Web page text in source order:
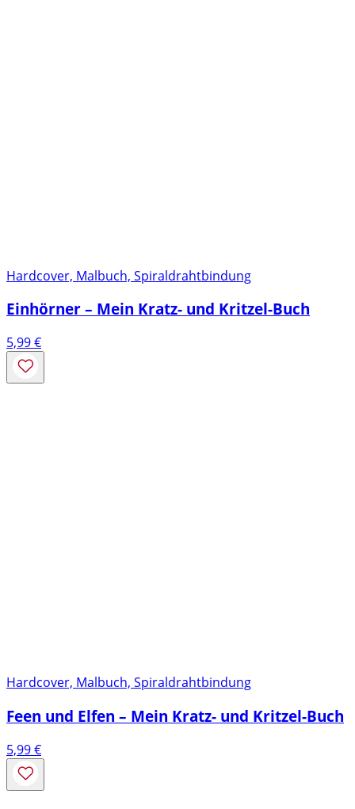
Hardcover, Malbuch, Spiraldrahtbindung
Einhörner – Mein Kratz- und Kritzel-Buch
5,99€
Hardcover, Malbuch, Spiraldrahtbindung
Feen und Elfen – Mein Kratz- und Kritzel-Buch
5,99€